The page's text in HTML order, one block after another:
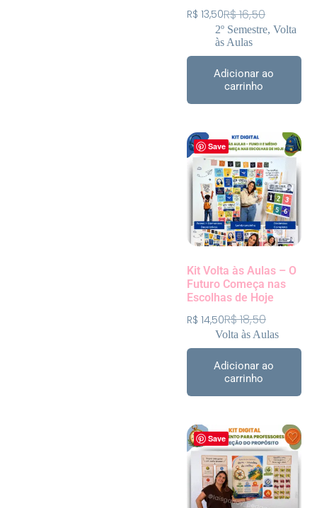
R$16,50
R$ 13,50
2º Semestre, Volta
às Aulas
Adicionar ao
carrinho
Save
Kit Volta às Aulas – O
Futuro Começa nas
Escolhas de Hoje
R$18,50
R$ 14,50
Volta às Aulas
Adicionar ao
carrinho
Save